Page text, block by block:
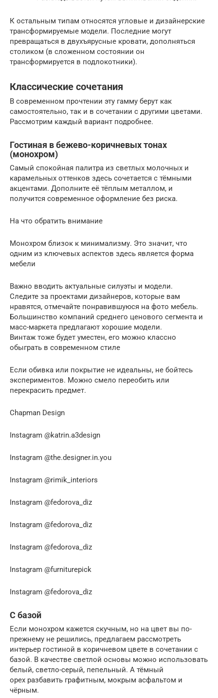
К остальным типам относятся угловые и дизайнерские
трансформируемые модели. Последние могут
превращаться в двухъярусные кровати, дополняться
столиком (в сложенном состоянии он
трансформируется в подлокотники).
Классические сочетания
В современном прочтении эту гамму берут как
самостоятельно, так и в сочетании с другими цветами.
Рассмотрим каждый вариант подробнее.
Гостиная в бежево-коричневых тонах
(монохром)
Самый спокойная палитра из светлых молочных и
карамельных оттенков здесь сочетается с тёмными
акцентами. Дополните её тёплым металлом, и
получится современное оформление без риска.
На что обратить внимание
Монохром близок к минимализму. Это значит, что
одним из ключевых аспектов здесь является форма
мебели
Важно вводить актуальные силуэты и модели.
Следите за проектами дизайнеров, которые вам
нравятся, отмечайте понравившуюся на фото мебель.
Большинство компаний среднего ценового сегмента и
масс-маркета предлагают хорошие модели.
Винтаж тоже будет уместен, его можно классно
обыграть в современном стиле
Если обивка или покрытие не идеальны, не бойтесь
экспериментов. Можно смело переобить или
перекрасить предмет.
Chapman Design
Instagram @katrin.a3design
Instagram @the.designer.in.you
Instagram @rimik_interiors
Instagram @fedorova_diz
Instagram @fedorova_diz
Instagram @fedorova_diz
Instagram @furniturepick
Instagram @fedorova_diz
С базой
Если монохром кажется скучным, но на цвет вы по-
прежнему не решились, предлагаем рассмотреть
интерьер гостиной в коричневом цвете в сочетании с
базой. В качестве светлой основы можно использовать
белый, светло-серый, пепельный. А тёмный
орех разбавить графитным, мокрым асфальтом и
чёрным.